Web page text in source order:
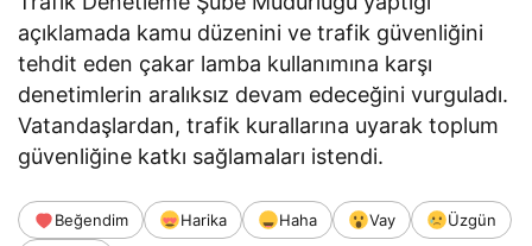
açıklamada kamu düzenini ve trafik güvenliğini
tehdit eden çakar lamba kullanımına karşı
denetimlerin aralıksız devam edeceğini vurguladı.
Vatandaşlardan, trafik kurallarına uyarak toplum
güvenliğine katkı sağlamaları istendi.
Beğendim Harika Haha Vay
Üzgün